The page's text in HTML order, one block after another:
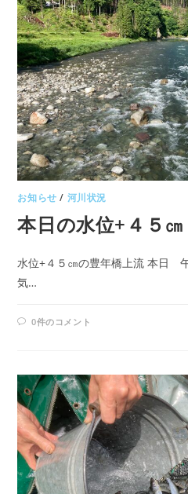
お知らせ / 河川状況
本日の水位+４５㎝
水位+４５㎝の豊年橋上流 本日
気…
0件のコメント